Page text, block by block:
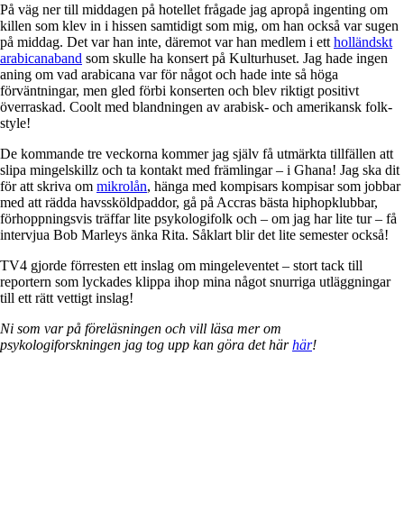
På väg ner till middagen på hotellet frågade jag apropå ingenting om
killen som klev in i hissen samtidigt som mig, om han också var sugen
på middag. Det var han inte, däremot var han medlem i ett holländskt
arabicanaband som skulle ha konsert på Kulturhuset. Jag hade ingen
aning om vad arabicana var för något och hade inte så höga
förväntningar, men gled förbi konserten och blev riktigt positivt
överraskad. Coolt med blandningen av arabisk- och amerikansk folk-
style!
De kommande tre veckorna kommer jag själv få utmärkta tillfällen att
slipa mingelskillz och ta kontakt med främlingar – i Ghana! Jag ska dit
för att skriva om mikrolån, hänga med kompisars kompisar som jobbar
med att rädda havssköldpaddor, gå på Accras bästa hiphopklubbar,
förhoppningsvis träffar lite psykologifolk och – om jag har lite tur – få
intervjua Bob Marleys änka Rita. Såklart blir det lite semester också!
TV4 gjorde förresten ett inslag om mingeleventet – stort tack till
reportern som lyckades klippa ihop mina något snurriga utläggningar
till ett rätt vettigt inslag!
Ni som var på föreläsningen och vill läsa mer om
psykologiforskningen jag tog upp kan göra det härhär!